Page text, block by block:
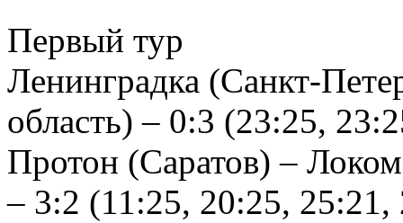
Первый тур
Ленинградка (Санкт-
область) – 0:3 (23:25,
Протон (Саратов) –
– 3:2 (11:25, 20:25, 25:21,